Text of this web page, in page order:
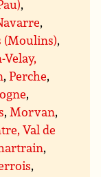
,
,
(Moulins),
Velay,
,Perche,
,
, Morvan,
Val de
,
,